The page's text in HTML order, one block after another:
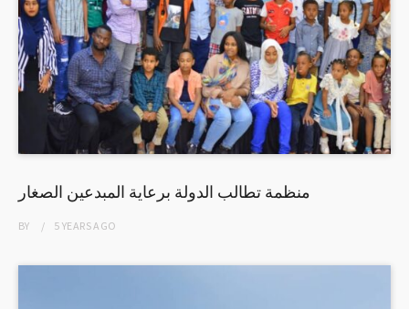
منظمة تطالب الدولة برعاية المبدعين الصغار
BY 5 YEARSAGO